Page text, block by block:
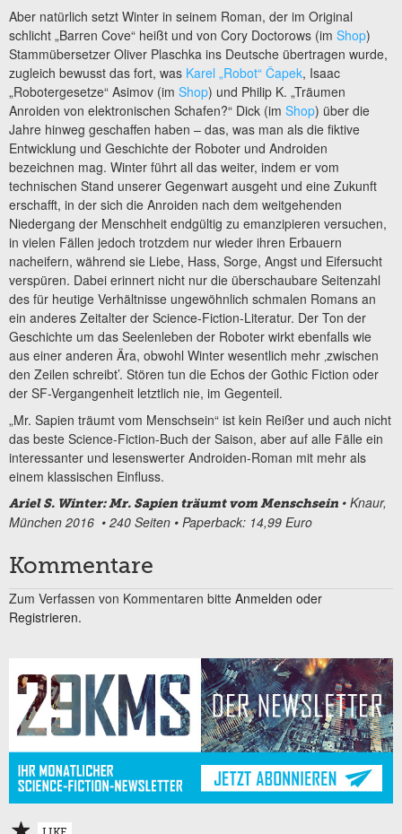
Aber natürlich setzt Winter in seinem Roman, der im Original
schlicht „Barren Cove“ heißt und von Cory Doctorows (im Shop)
Stammübersetzer Oliver Plaschka ins Deutsche übertragen wurde,
zugleich bewusst das fort, was Karel „Robot“ Čapek, Isaac
„Robotergesetze“ Asimov (im Shop) und Philip K. „Träumen
Anroiden von elektronischen Schafen?“ Dick (im Shop) über die
Jahre hinweg geschaffen haben – das, was man als die fiktive
Entwicklung und Geschichte der Roboter und Androiden
bezeichnen mag. Winter führt all das weiter, indem er vom
technischen Stand unserer Gegenwart ausgeht und eine Zukunft
erschafft, in der sich die Anroiden nach dem weitgehenden
Niedergang der Menschheit endgültig zu emanzipieren versuchen,
in vielen Fällen jedoch trotzdem nur wieder ihren Erbauern
nacheifern, während sie Liebe, Hass, Sorge, Angst und Eifersucht
verspüren. Dabei erinnert nicht nur die überschaubare Seitenzahl
des für heutige Verhältnisse ungewöhnlich schmalen Romans an
ein anderes Zeitalter der Science-Fiction-Literatur. Der Ton der
Geschichte um das Seelenleben der Roboter wirkt ebenfalls wie
aus einer anderen Ära, obwohl Winter wesentlich mehr ‚zwischen
den Zeilen schreibt’. Stören tun die Echos der Gothic Fiction oder
der SF-Vergangenheit letztlich nie, im Gegenteil.
„Mr. Sapien träumt vom Menschsein“ ist kein Reißer und auch nicht
das beste Science-Fiction-Buch der Saison, aber auf alle Fälle ein
interessanter und lesenswerter Androiden-Roman mit mehr als
einem klassischen Einfluss.
Ariel S. Winter: Mr. Sapien träumt vom Menschsein • Knaur,
München 2016 • 240 Seiten • Paperback: 14,99 Euro
Kommentare
Zum Verfassen von Kommentaren bitte Anmelden oder
Registrieren.